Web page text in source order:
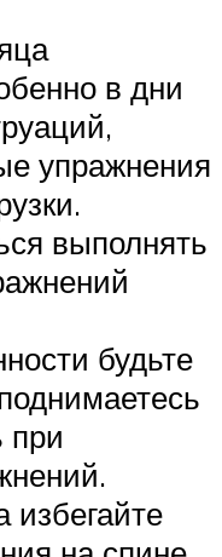
в дни
упражнения
выполнять
будьте
при
избегайте